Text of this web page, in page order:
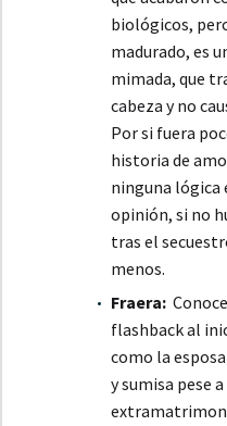
biológicos,
madurado, es
mimada, que
cabeza y no
Por si fuera
historia de
ninguna lógica
opinión, si no
tras el
menos.
Fraera:
flashback al
como la
y sumisa pese